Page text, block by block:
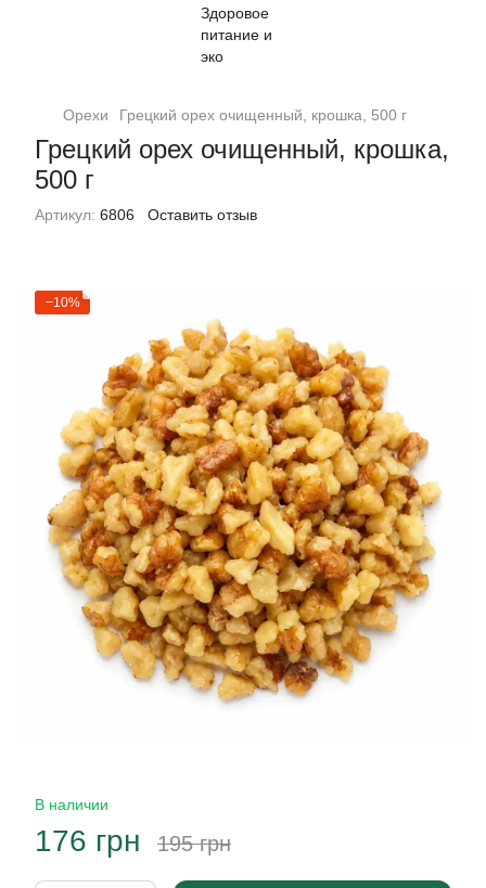
Орехи Грецкий орех очищенный, крошка, 500 г
Грецкий орех очищенный, крошка,
500 г
Артикул: 6806 Оставить отзыв
−10%
В наличии
176 грн 195 грн